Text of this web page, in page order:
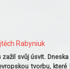
Rabyniuk
svůj úsvit.
tvorbu,